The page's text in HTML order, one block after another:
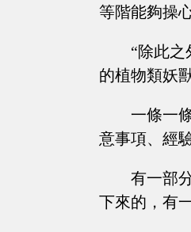
等階能夠操
“除此
的植物類妖
一條一
意事項、經驗
有一部
下來的，有